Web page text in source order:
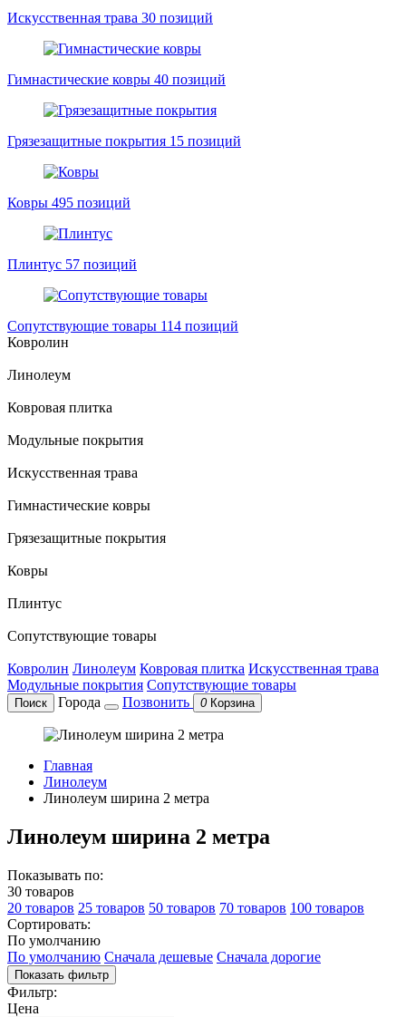
Искусственная трава 30 позиций
Гимнастические ковры 40 позиций
Грязезащитные покрытия 15 позиций
Ковры 495 позиций
Плинтус 57 позиций
Сопутствующие товары 114 позиций
Ковролин
Линолеум
Ковровая плитка
Модульные покрытия
Искусственная трава
Гимнастические ковры
Грязезащитные покрытия
Ковры
Плинтус
Сопутствующие товары
Ковролин Линолеум Ковровая плитка Искусственная трава
Модульные покрытия Сопутствующие товары
Поиск Города Позвонить 0 Корзина
Главная
Линолеум
Линолеум ширина 2 метра
Линолеум ширина 2 метра
Показывать по:
30 товаров
20 товаров 25 товаров 50 товаров 70 товаров 100 товаров
Сортировать:
По умолчанию
По умолчанию Сначала дешевые Сначала дорогие
Показать фильтр
Фильтр:
Цена